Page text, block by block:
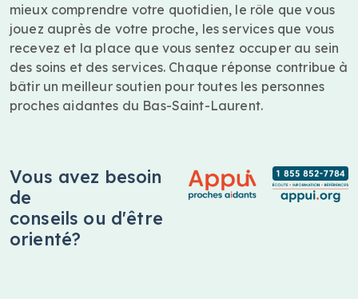
mieux comprendre votre quotidien, le rôle que vous
jouez auprès de votre proche, les services que vous
recevez et la place que vous sentez occuper au sein
des soins et des services. Chaque réponse contribue à
bâtir un meilleur soutien pour toutes les personnes
proches aidantes du Bas-Saint-Laurent.
Vous avez besoin
de
conseils ou d'être
orienté?